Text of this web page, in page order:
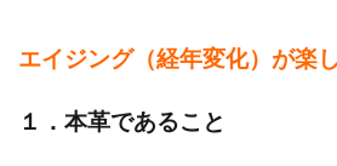
（経
化）
が楽
エイジング（経年変化）が楽
１．本革であること